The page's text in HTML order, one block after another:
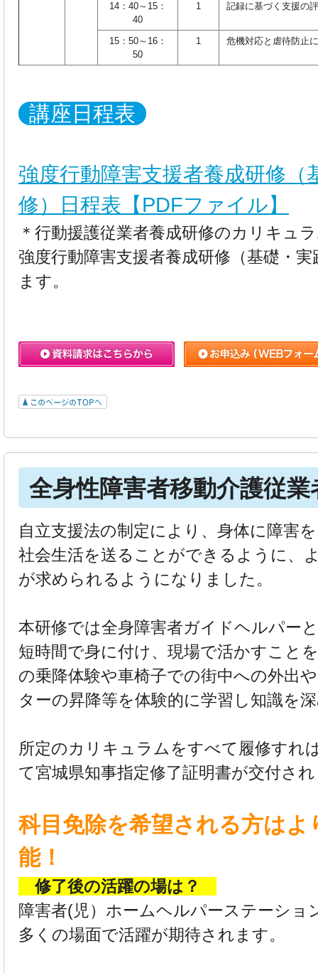
14：40～15：
40
1 記録に基づく支援の
15：50～16：
50
1 危機対応と虐待防止
講座日程表
強度行動障害支援者養成研修（
修）日程表【PDFファイル】
＊行動援護従業者養成研修のカリキュ
強度行動障害支援者養成研修（基礎・
ます。
全身性障害者移動介護従業
自立支援法の制定により、身体に障害
社会生活を送ることができるように、
が求められるようになりました。
本研修では全身障害者ガイドヘルパー
短時間で身に付け、現場で活かすこと
の乗降体験や車椅子での街中への外出
ターの昇降等を体験的に学習し知識を
所定のカリキュラムをすべて履修すれ
て宮城県知事指定修了証明書が交付さ
科目免除を希望される方はよ
能！
修了後の活躍の場は？
障害者(児）ホームヘルパーステーショ
多くの場面で活躍が期待されます。